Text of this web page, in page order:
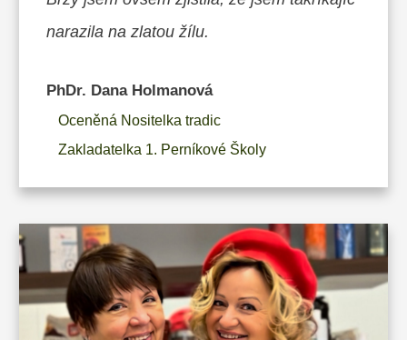
narazila na zlatou žílu.
PhDr. Dana Holmanová
Oceněná Nositelka tradic
Zakladatelka 1. Perníkové Školy